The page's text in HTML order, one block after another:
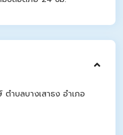
ตำบลบางเสาธง อำเภอ